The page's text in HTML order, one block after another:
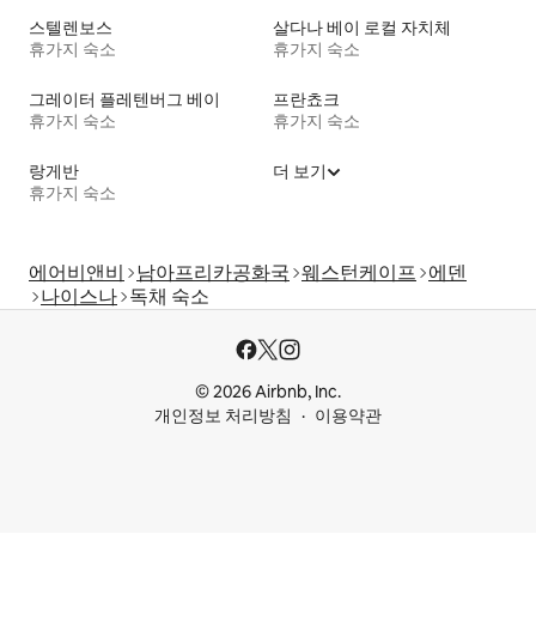
스텔렌보스
휴가지 숙소
살다나 베이 로컬 자치체
휴가지 숙소
그레이터 플레텐버그 베이
휴가지 숙소
프란쵸크
휴가지 숙소
랑게반
휴가지 숙소
더 보기
에어비앤비 남아프리카공화국 웨스턴케이프 에덴
나이스나 독채 숙소
© 2026 Airbnb, Inc.
개인정보 처리방침
이용약관